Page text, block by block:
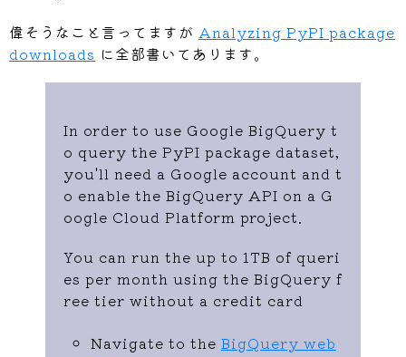
偉そうなこと言ってますが Analyzing PyPI package
downloads に全部書いてあります。
In order to use Google BigQuery t
o query the PyPI package dataset,
you'll need a Google account and t
o enable the BigQuery API on a G
oogle Cloud Platform project.
You can run the up to 1TB of queri
es per month using the BigQuery f
ree tier without a credit card
Navigate to the BigQuery web